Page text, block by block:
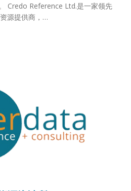
Credo Reference Ltd.是一家领先
源提供商，…